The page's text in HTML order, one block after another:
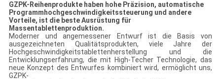
GZPK-Reihenprodukte haben hohe Präzision, automatische
Programmhochgeschwindigkeitssteuerung und andere
Vorteile, ist die beste Ausrüstung für
Massentablettenproduktion.
Moderner und angemessener Entwurf ist die Basis von
ausgezeichneten Qualitätsprodukten, viele Jahre der
Hochgeschwindigkeitstablettenherstellung und die
Entwicklungserfahrung, die mit High-Techer Technologie, das
neue Konzept des Entwurfes kombiniert wird, ermöglicht uns,
GZPK-